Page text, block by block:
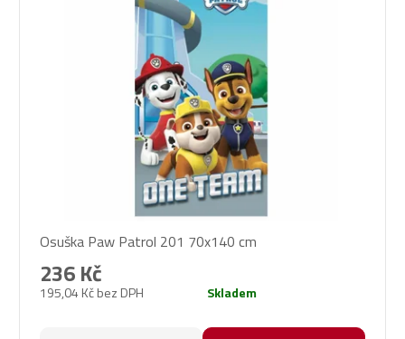
Osuška Paw Patrol 201 70x140 cm
195,04 Kč bez DPH
236 Kč
Skladem